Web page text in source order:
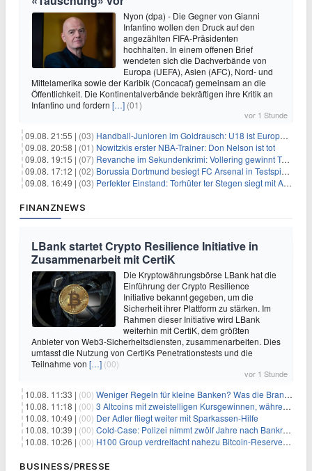
Nyon (dpa) - Die Gegner von Gianni
Infantino wollen den Druck auf den
angezählten FIFA-Präsidenten
hochhalten. In einem offenen Brief
wendeten sich die Dachverbände von
Europa (UEFA), Asien (AFC), Nord- und
Mittelamerika sowie der Karibik (Concacaf) gemeinsam an die
Öffentlichkeit. Die Kontinentalverbände bekräftigen ihre Kritik an
Infantino und fordern […] (01)
vor 1 Stunde
09.08. 21:55 | (03) Handball-Junioren im Goldrausch: U18 ist Europameister
09.08. 20:58 | (01) Nowitzkis erster NBA-Trainer: Don Nelson ist tot
09.08. 19:15 | (07) Revanche im Sekundenkrimi: Vollering gewinnt Tour
09.08. 17:12 | (02) Borussia Dortmund besiegt FC Arsenal in Testspiel mit 3:2
09.08. 16:49 | (03) Perfekter Einstand: Torhüter ter Stegen siegt mit Ajax
FINANZNEWS
LBank startet Crypto Resilience Initiative in
Zusammenarbeit mit CertiK
Die Kryptowährungsbörse LBank hat die
Einführung der Crypto Resilience
Initiative bekannt gegeben, um die
Sicherheit ihrer Plattform zu stärken. Im
Rahmen dieser Initiative wird LBank
weiterhin mit CertiK, dem größten
Anbieter von Web3-Sicherheitsdiensten, zusammenarbeiten. Dies
umfasst die Nutzung von CertiKs Penetrationstests und die
Teilnahme von […] (00)
vor 1 Stunde
10.08. 11:33 | (00) Weniger Regeln für kleine Banken? Was die Branche wirklich will
10.08. 11:18 | (00) 3 Altcoins mit zweistelligen Kursgewinnen, während Bitcoin (BTC) die Marke von 65.000 $ zurückerobert
10.08. 10:49 | (00) Der Adler fliegt weiter mit Sparkassen-Hilfe
10.08. 10:39 | (00) Cold-Case: Polizei nimmt zwölf Jahre nach Bankraub 70-jährigen Verdächtigen fest
10.08. 10:26 | (00) H100 Group verdreifacht nahezu Bitcoin-Reserven mit Rekordkauf von 154 Millionen Dollar
BUSINESS/PRESSE